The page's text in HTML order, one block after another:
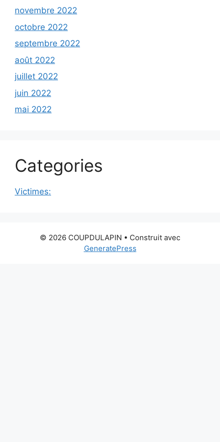
novembre 2022
octobre 2022
septembre 2022
août 2022
juillet 2022
juin 2022
mai 2022
Categories
Victimes:
© 2026 COUPDULAPIN • Construit avec
GeneratePress